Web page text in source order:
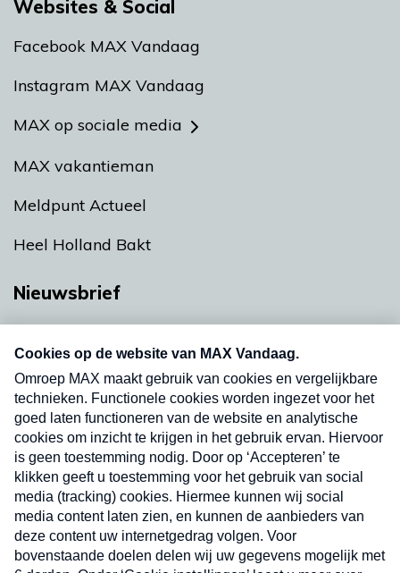
Websites & Social
Facebook MAX Vandaag
Instagram MAX Vandaag
MAX op sociale media
MAX vakantieman
Meldpunt Actueel
Heel Holland Bakt
Nieuwsbrief
Neem hier een gratis abonnement op onze
nieuwsbrief. Elke vrijdag- en dinsdagochtend in
uw mailbox.
Verzend